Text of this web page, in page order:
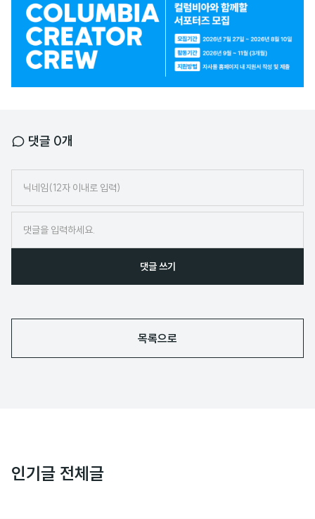
댓글 0개
임
댓글 쓰기
목록으로
인기글 전체글